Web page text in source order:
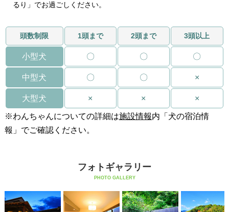
るり」でお過ごしください。
頭数制限 1頭まで 2頭まで 3頭以上
小型犬 〇 〇 〇
中型犬 〇 〇 ×
大型犬 × × ×
※わんちゃんについての詳細は施設情報内「犬の宿泊情
報」でご確認ください。
フォトギャラリー
PHOTO GALLERY